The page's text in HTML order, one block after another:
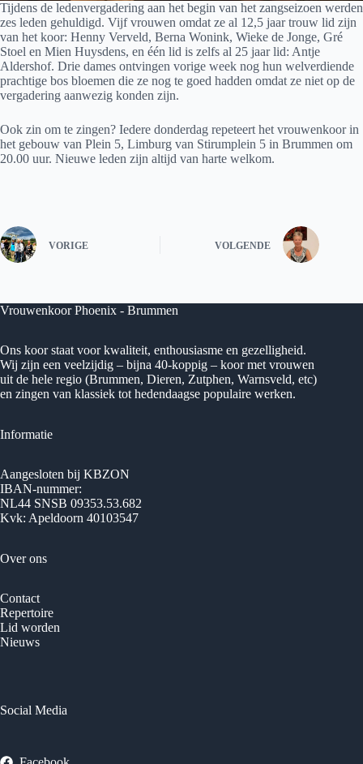
Tijdens de ledenvergadering aan het begin van het zangseizoen werden
zes leden gehuldigd. Vijf vrouwen omdat ze al 12,5 jaar trouw lid zijn
van het koor: Henny Verveld, Berna Wonink, Wieke de Jonge, Gré
Stoel en Mien Huysdens, en één lid is zelfs al 25 jaar lid: Antje
Aldershof. Drie dames ontvingen vorige week nog hun welverdiende
prachtige bos bloemen die ze nog te goed hadden omdat ze niet op de
vergadering aanwezig konden zijn.
Ook zin om te zingen? Iedere donderdag repeteert het vrouwenkoor in
het gebouw van Plein 5, Limburg van Stirumplein 5 in Brummen om
20.00 uur. Nieuwe leden zijn altijd van harte welkom.
VORIGE VOLGENDE
Vrouwenkoor Phoenix - Brummen
Ons koor staat voor kwaliteit, enthousiasme en gezelligheid.
Wij zijn een veelzijdig – bijna 40-koppig – koor met vrouwen
uit de hele regio (Brummen, Dieren, Zutphen, Warnsveld, etc)
en zingen van klassiek tot hedendaagse populaire werken.
Informatie
Aangesloten bij KBZON
IBAN-nummer:
NL44 SNSB 09353.53.682
Kvk: Apeldoorn 40103547
Over ons
Contact
Repertoire
Lid worden
Nieuws
Social Media